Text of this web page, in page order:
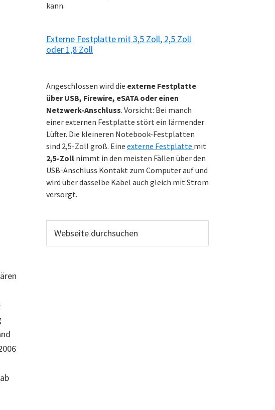
kann.
Externe Festplatte mit 3,5 Zoll, 2,5 Zoll
oder 1,8 Zoll
Angeschlossen wird die externe Festplatte
über USB, Firewire, eSATA oder einen
Netzwerk-Anschluss. Vorsicht: Bei manch
einer externen Festplatte stört ein lärmender
Lüfter. Die kleineren Notebook-Festplatten
sind 2,5-Zoll groß. Eine externe Festplatte mit
2,5-Zoll nimmt in den meisten Fällen über den
USB-Anschluss Kontakt zum Computer auf und
wird über dasselbe Kabel auch gleich mit Strom
versorgt.
durchsuchen